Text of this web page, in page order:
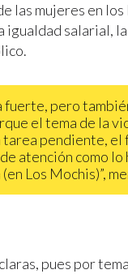
las mujeres en
salarial,
fuerte, pero
el tema de la
tarea pendiente,
atención como lo
Los Mochis)”,
pues por